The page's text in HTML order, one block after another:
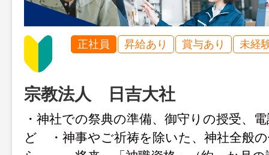
正社員 昇給あり 賞与あり 未経
宗教法人 日吉大社
・神社での祭典の準備、御守りの授受、
ど ・神事やご祈祷を除いた、神社全般